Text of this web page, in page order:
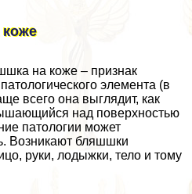
на коже – признак
элемента (в
всего она выглядит, как
над поверхностью
патологии может
Возникают бляшшки
руки, лодыжки, тело и тому